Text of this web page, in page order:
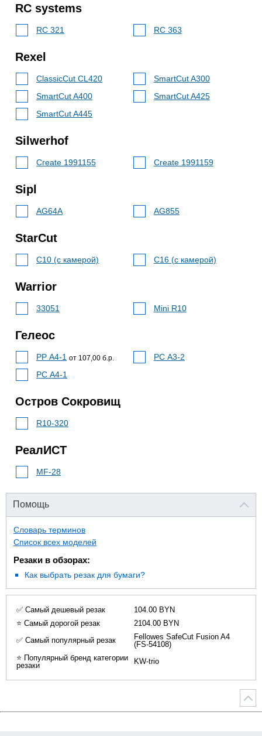
RC systems
RC 321 RC 363
Rexel
ClassicCut CL420
SmartCut A300
SmartCut A400
SmartCut A425
SmartCut A445
Silwerhof
Create 1991155 Create 1991159
Sipl
AG64A AG855
StarCut
C10 (с камерой) C16 (с камерой)
Warrior
33051 Mini R10
Гелеос
РР A4-1 от 107,00 б.р.
РС A3-2
РС A4-1
Остров Сокровищ
R10-320
РеалИСТ
MF-28
Помощь
Словарь терминов
Список всех моделей
Резаки в обзорах:
Как выбрать резак для бумаги?
✅ Самый дешевый резак
104.00 BYN
⭐ Самый дорогой резак
2104.00 BYN
✅ Самый популярный резак
Fellowes SafeCut Fusion A4
(FS-54108)
⭐ Популярный бренд категории
резаки
KW-trio